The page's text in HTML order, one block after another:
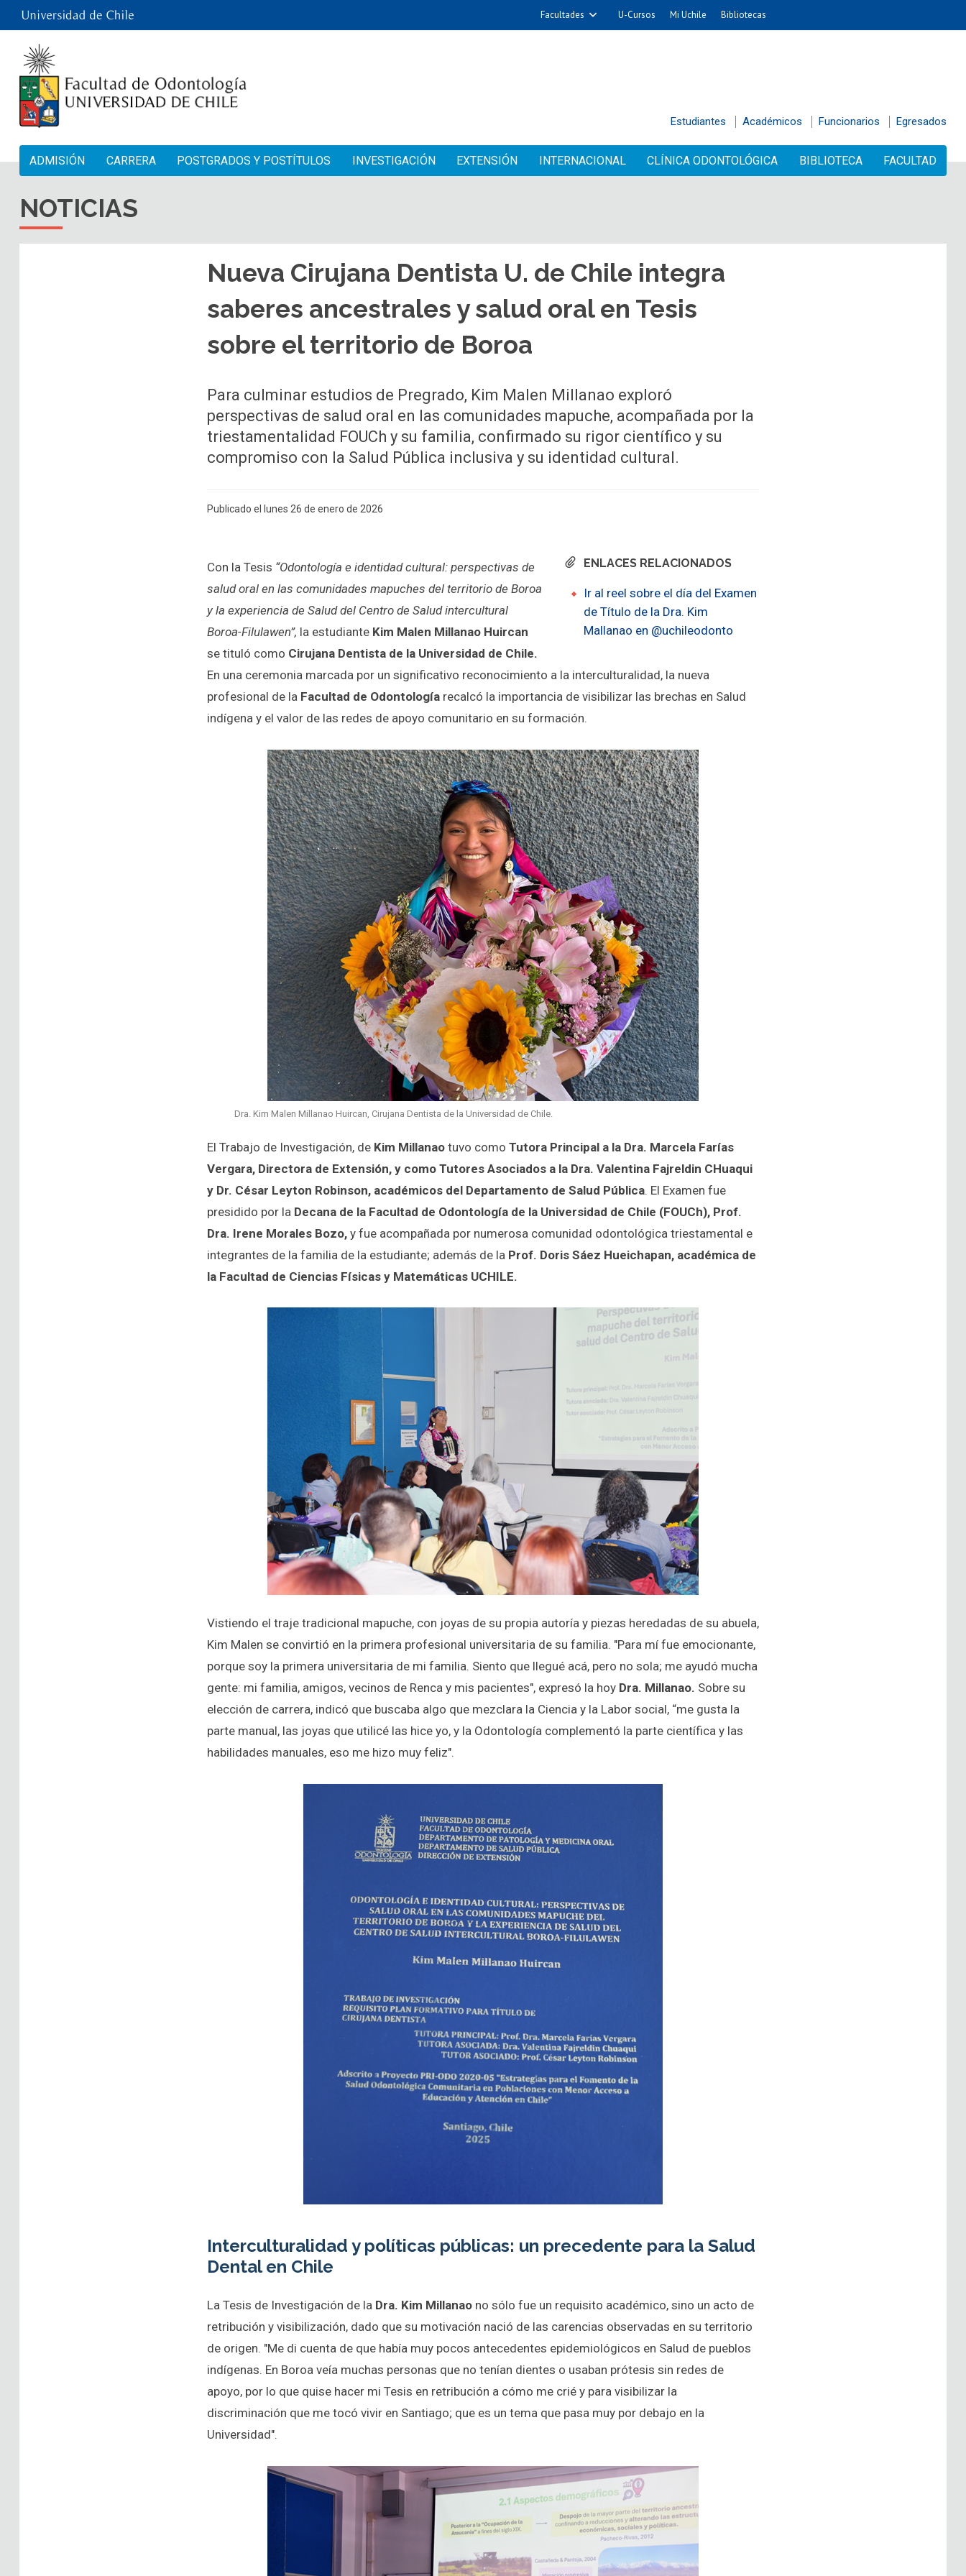
Facultades U-Cursos Mi Uchile Bibliotecas
Estudiantes Académicos Funcionarios Egresados
ADMISIÓN CARRERA POSTGRADOS Y POSTÍTULOS INVESTIGACIÓN EXTENSIÓN INTERNACIONAL CLÍNICA ODONTOLÓGICA BIBLIOTECA FACULTAD
NOTICIAS
Nueva Cirujana Dentista U. de Chile integra
saberes ancestrales y salud oral en Tesis
sobre el territorio de Boroa
Para culminar estudios de Pregrado, Kim Malen Millanao exploró
perspectivas de salud oral en las comunidades mapuche, acompañada por la
triestamentalidad FOUCh y su familia, confirmado su rigor científico y su
compromiso con la Salud Pública inclusiva y su identidad cultural.
Publicado el lunes 26 de enero de 2026
ENLACES RELACIONADOS
Ir al reel sobre el día del Examen
de Título de la Dra. Kim
Mallanao en @uchileodonto
Con la Tesis “Odontología e identidad cultural: perspectivas de
salud oral en las comunidades mapuches del territorio de Boroa
y la experiencia de Salud del Centro de Salud intercultural
Boroa-Filulawen”, la estudiante Kim Malen Millanao Huircan
se tituló como Cirujana Dentista de la Universidad de Chile.
En una ceremonia marcada por un significativo reconocimiento a la interculturalidad, la nueva
profesional de la Facultad de Odontología recalcó la importancia de visibilizar las brechas en Salud
indígena y el valor de las redes de apoyo comunitario en su formación.
Dra. Kim Malen Millanao Huircan, Cirujana Dentista de la Universidad de Chile.
El Trabajo de Investigación, de Kim Millanao tuvo como Tutora Principal a la Dra. Marcela Farías
Vergara, Directora de Extensión, y como Tutores Asociados a la Dra. Valentina Fajreldin CHuaqui
y Dr. César Leyton Robinson, académicos del Departamento de Salud Pública. El Examen fue
presidido por la Decana de la Facultad de Odontología de la Universidad de Chile (FOUCh), Prof.
Dra. Irene Morales Bozo, y fue acompañada por numerosa comunidad odontológica triestamental e
integrantes de la familia de la estudiante; además de la Prof. Doris Sáez Hueichapan, académica de
la Facultad de Ciencias Físicas y Matemáticas UCHILE.
Vistiendo el traje tradicional mapuche, con joyas de su propia autoría y piezas heredadas de su abuela,
Kim Malen se convirtió en la primera profesional universitaria de su familia. "Para mí fue emocionante,
porque soy la primera universitaria de mi familia. Siento que llegué acá, pero no sola; me ayudó mucha
gente: mi familia, amigos, vecinos de Renca y mis pacientes", expresó la hoy Dra. Millanao. Sobre su
elección de carrera, indicó que buscaba algo que mezclara la Ciencia y la Labor social, “me gusta la
parte manual, las joyas que utilicé las hice yo, y la Odontología complementó la parte científica y las
habilidades manuales, eso me hizo muy feliz".
Interculturalidad y políticas públicas: un precedente para la Salud
Dental en Chile
La Tesis de Investigación de la Dra. Kim Millanao no sólo fue un requisito académico, sino un acto de
retribución y visibilización, dado que su motivación nació de las carencias observadas en su territorio
de origen. "Me di cuenta de que había muy pocos antecedentes epidemiológicos en Salud de pueblos
indígenas. En Boroa veía muchas personas que no tenían dientes o usaban prótesis sin redes de
apoyo, por lo que quise hacer mi Tesis en retribución a cómo me crié y para visibilizar la
discriminación que me tocó vivir en Santiago; que es un tema que pasa muy por debajo en la
Universidad".